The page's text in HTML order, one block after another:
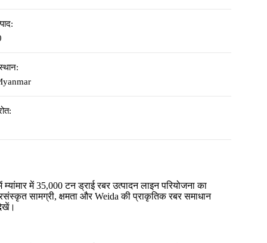
म्यांमार में 35,000 टन ड्राई रबर उत्पादन लाइन परियोजना का
सामग्री, क्षमता और Weida की प्राकृतिक रबर समाधान